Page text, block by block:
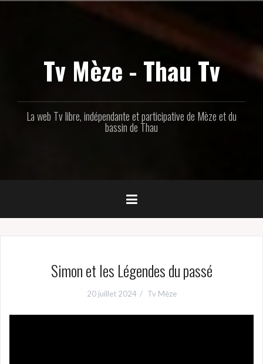
Tv Mèze - Thau Tv
La web Tv libre, indépendante et participative de Mèze et du
bassin de Thau
Simon et les Légendes du passé
20 juillet 2024 Tv Mèze